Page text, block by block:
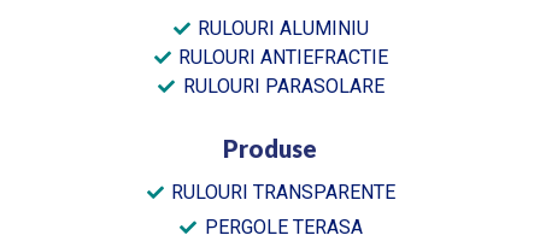
RULOURI ALUMINIU
RULOURI ANTIEFRACTIE
RULOURI PARASOLARE
Produse
RULOURI TRANSPARENTE
PERGOLE TERASA